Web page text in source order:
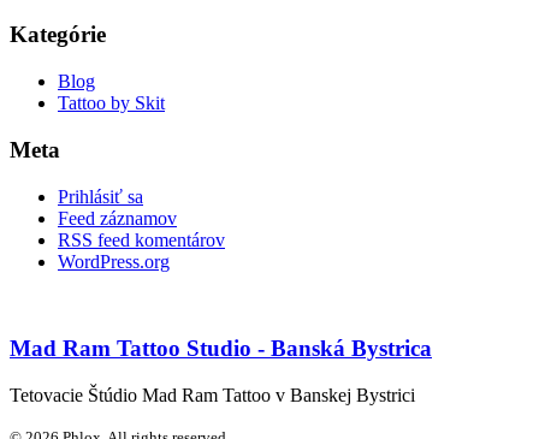
Kategórie
Blog
Tattoo by Skit
Meta
Prihlásiť sa
Feed záznamov
RSS feed komentárov
WordPress.org
Mad Ram Tattoo Studio - Banská Bystrica
Tetovacie Štúdio Mad Ram Tattoo v Banskej Bystrici